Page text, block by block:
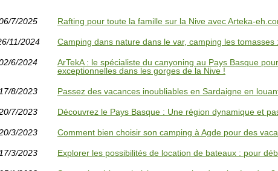
7/2025 Rafting pour toute la famille sur la Nive avec Arteka-
11/2024 Camping dans nature dans le var, camping les
6/2024
ArTekA : le spécialiste du canyoning au Pays Basque
exceptionnelles dans les gorges de la Nive !
17/8/2023 Passez des vacances inoubliables en Sardaigne en
7/2023 Découvrez le Pays Basque : Une région dynamique et
3/2023 Comment bien choisir son camping à Agde pour des
17/3/2023 Explorer les possibilités de location de bateaux : pour